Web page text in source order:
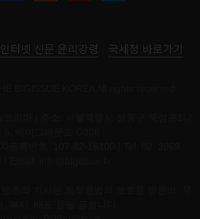
인터넷 신문 윤리강령 국세청 바로가기